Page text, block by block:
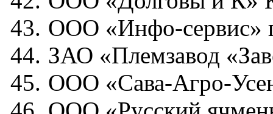
43. ООО «Инфо-сервис»
44. ЗАО «Племзавод
45. ООО «Сава-Агро-